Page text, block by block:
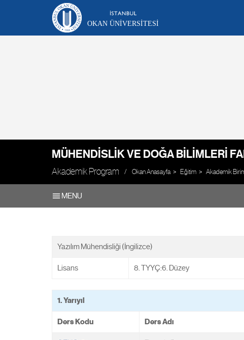
OKAN ÜNIVERSITESI
MÜHENDISLIK VE DOĞA BILIMLERI
Akademik Program Okan Anasayfa Eğitim Akademik
MENU
Yazılım Mühendisliği (İngilizce)
Lisans 8. TYYÇ:6. Düzey
1. Yarıyıl
Ders Kodu Ders Adı